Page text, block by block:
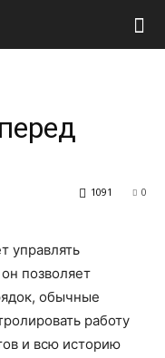
0
1091
управлять
позволяет
обычные
работу
и всю историю